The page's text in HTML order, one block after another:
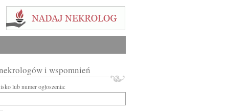
i wspomnień
lub numer ogłoszenia: